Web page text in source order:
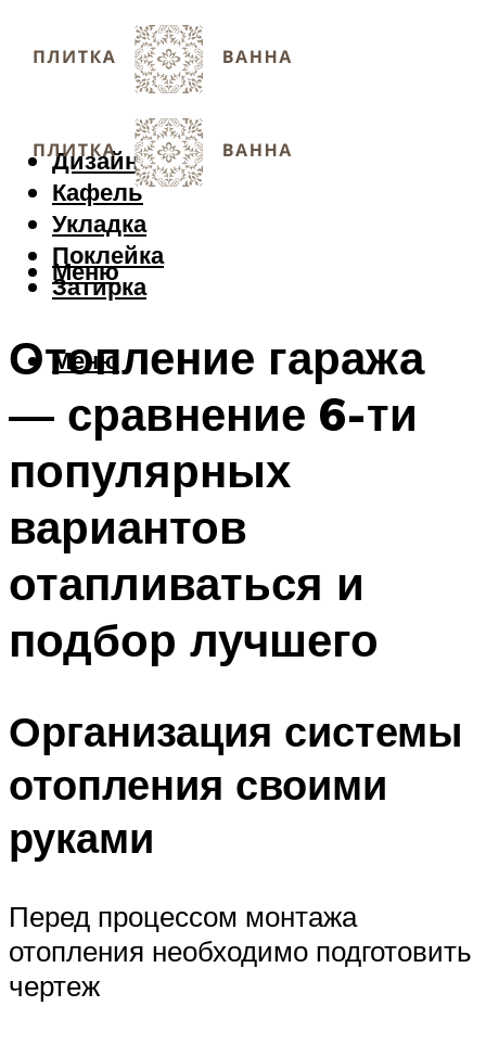
Дизайн
Кафель
Укладка
Поклейка
Затирка
Меню
Меню
Отопление гаража
— сравнение 6-ти
популярных
вариантов
отапливаться и
подбор лучшего
Организация системы
отопления своими
руками
Перед процессом монтажа
отопления необходимо подготовить
чертеж